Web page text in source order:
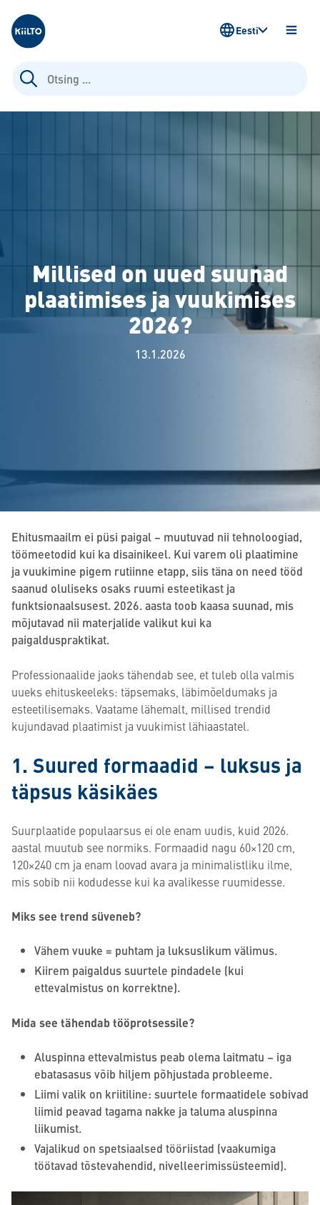
Kiilto Estonia
Otsi:
AVA
Eesti
Millised on uued suunad
plaatimises ja vuukimises
2026?
13.1.2026
Ehitusmaailm ei püsi paigal – muutuvad nii tehnoloogiad,
töömeetodid kui ka disainikeel. Kui varem oli plaatimine
ja vuukimine pigem rutiinne etapp, siis täna on need tööd
saanud oluliseks osaks ruumi esteetikast ja
funktsionaalsusest. 2026. aasta toob kaasa suunad, mis
mõjutavad nii materjalide valikut kui ka
paigalduspraktikat.
Professionaalide jaoks tähendab see, et tuleb olla valmis
uueks ehituskeeleks: täpsemaks, läbimõeldumaks ja
esteetilisemaks. Vaatame lähemalt, millised trendid
kujundavad plaatimist ja vuukimist lähiaastatel.
1. Suured formaadid – luksus ja
täpsus käsikäes
Suurplaatide populaarsus ei ole enam uudis, kuid 2026.
aastal muutub see normiks. Formaadid nagu 60×120 cm,
120×240 cm ja enam loovad avara ja minimalistliku ilme,
mis sobib nii kodudesse kui ka avalikesse ruumidesse.
Miks see trend süveneb?
Vähem vuuke = puhtam ja luksuslikum välimus.
Kiirem paigaldus suurtele pindadele (kui
ettevalmistus on korrektne).
Mida see tähendab tööprotsessile?
Aluspinna ettevalmistus peab olema laitmatu – iga
ebatasasus võib hiljem põhjustada probleeme.
Liimi valik on kriitiline: suurtele formaatidele sobivad
liimid peavad tagama nakke ja taluma aluspinna
liikumist.
Vajalikud on spetsiaalsed tööriistad (vaakumiga
töötavad tõstevahendid, nivelleerimissüsteemid).